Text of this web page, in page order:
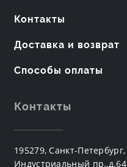
Контакты
Доставка и возврат
Способы оплаты
Контакты
195279, Санкт-Петербург,
Индустриальный пр.,д.64